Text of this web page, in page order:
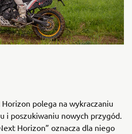
polega na wykraczaniu
i poszukiwaniu nowych przygód.
Horizon” oznacza dla niego